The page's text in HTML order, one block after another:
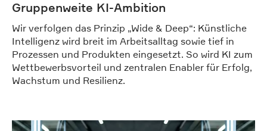
Gruppenweite KI-Ambition
Wir verfolgen das Prinzip „Wide & Deep“: Künstliche
Intelligenz wird breit im Arbeitsalltag sowie tief in
Prozessen und Produkten eingesetzt. So wird KI zum
Wettbewerbsvorteil und zentralen Enabler für Erfolg,
Wachstum und Resilienz.